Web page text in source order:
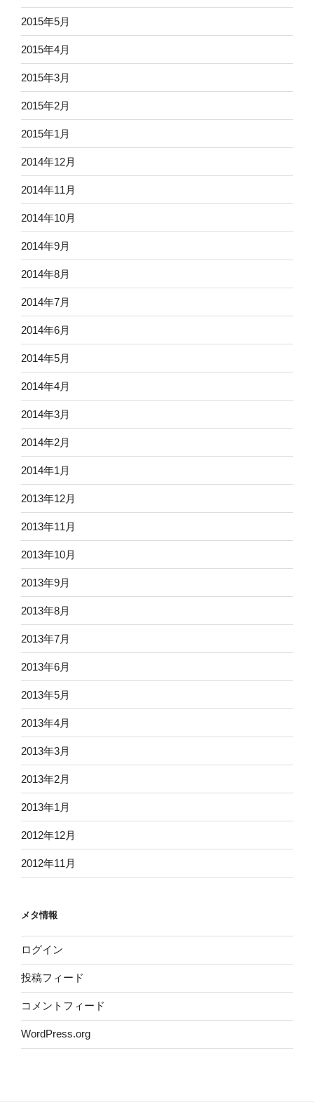
2015年5月
2015年4月
2015年3月
2015年2月
2015年1月
2014年12月
2014年11月
2014年10月
2014年9月
2014年8月
2014年7月
2014年6月
2014年5月
2014年4月
2014年3月
2014年2月
2014年1月
2013年12月
2013年11月
2013年10月
2013年9月
2013年8月
2013年7月
2013年6月
2013年5月
2013年4月
2013年3月
2013年2月
2013年1月
2012年12月
2012年11月
メタ情報
ログイン
投稿フィード
コメントフィード
WordPress.org